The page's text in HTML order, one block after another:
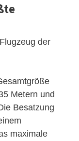
der
Metern und
Besatzung
maximale